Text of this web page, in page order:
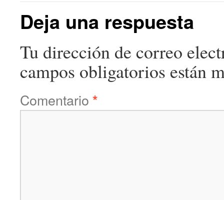
Deja una respuesta
Tu dirección de correo
campos obligatorios están
Comentario *